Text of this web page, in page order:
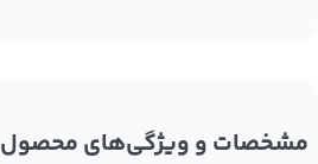
مشخصات و ویژگی‌های محصول